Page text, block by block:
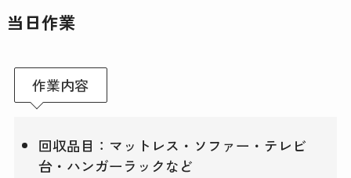
当日作業
作業内容
回収品目：マットレス・ソファー・テレビ
台・ハンガーラックなど